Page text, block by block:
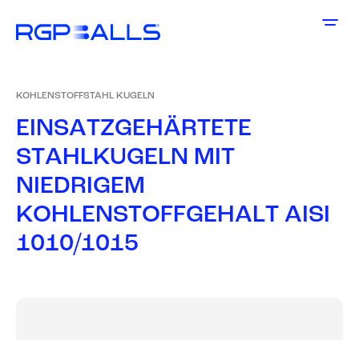
KOHLENSTOFFSTAHL KUGELN
EINSATZGEHÄRTETE
STAHLKUGELN MIT
NIEDRIGEM
KOHLENSTOFFGEHALT AISI
1010/1015